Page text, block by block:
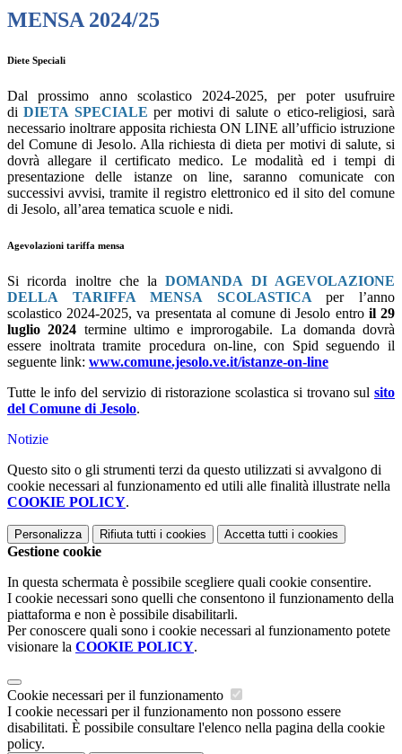
MENSA 2024/25
Diete Speciali
Dal prossimo anno scolastico 2024-2025, per poter usufruire
diDIETA SPECIALE per motivi di salute o etico-religiosi, sarà
necessario inoltrare apposita richiesta ON LINE all’ufficio istruzione
del Comune di Jesolo. Alla richiesta di dieta per motivi di salute, si
dovrà allegare il certificato medico. Le modalità ed i tempi di
presentazione delle istanze on line, saranno comunicate con
successivi avvisi, tramite il registro elettronico ed il sito del comune
di Jesolo, all’area tematica scuole e nidi.
Agevolazioni tariffa mensa
Si ricorda inoltre che laDOMANDA DI AGEVOLAZIONE
DELLA TARIFFA MENSA SCOLASTICAper l’anno
scolastico 2024-2025, va presentata al comune di Jesolo entro il 29
luglio 2024 termine ultimo e improrogabile. La domanda dovrà
essere inoltrata tramite procedura on-line, con Spid seguendo il
seguente link: www.comune.jesolo.ve.it/istanze-on-line
Tutte le info del servizio di ristorazione scolastica si trovano sul sito
del Comune di Jesolo.
Notizie
Questo sito o gli strumenti terzi da questo utilizzati si avvalgono di
cookie necessari al funzionamento ed utili alle finalità illustrate nella
COOKIE POLICY.
Personalizza Rifiuta tutti i cookies Accetta tutti i cookies
Gestione cookie
In questa schermata è possibile scegliere quali cookie consentire.
I cookie necessari sono quelli che consentono il funzionamento della
piattaforma e non è possibile disabilitarli.
Per conoscere quali sono i cookie necessari al funzionamento potete
visionare la COOKIE POLICY.
Cookie necessari per il funzionamento
I cookie necessari per il funzionamento non possono essere
disabilitati. È possibile consultare l'elenco nella pagina della cookie
policy.